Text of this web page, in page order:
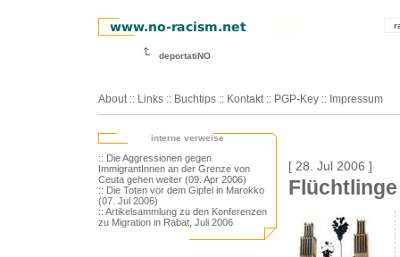
deportatiNO
About :: Links :: Buchtips :: Kontakt :: PGP-Key :: Impressum
interne verweise
:: Die Aggressionen gegen
ImmigrantInnen an der Grenze von
Ceuta gehen weiter (09. Apr 2006)
:: Die Toten vor dem Gipfel in Marokko
(07. Jul 2006)
:: Artikelsammlung zu den Konferenzen
zu Migration in Rabat, Juli 2006
[ 28. Jul 2006 ]